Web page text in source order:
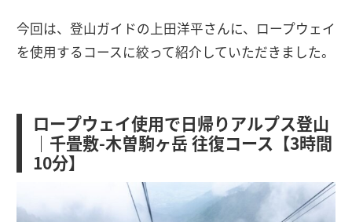
今回は、登山ガイドの上田洋平さんに、ロープウェイ
を使用するコースに絞って紹介していただきました。
ロープウェイ使用で日帰りアルプス登山
｜千畳敷-木曽駒ヶ岳 往復コース【3時間
10分】